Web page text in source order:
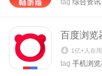
tag 综合资讯
百度浏览
1亿+人在用
tag 手机浏览